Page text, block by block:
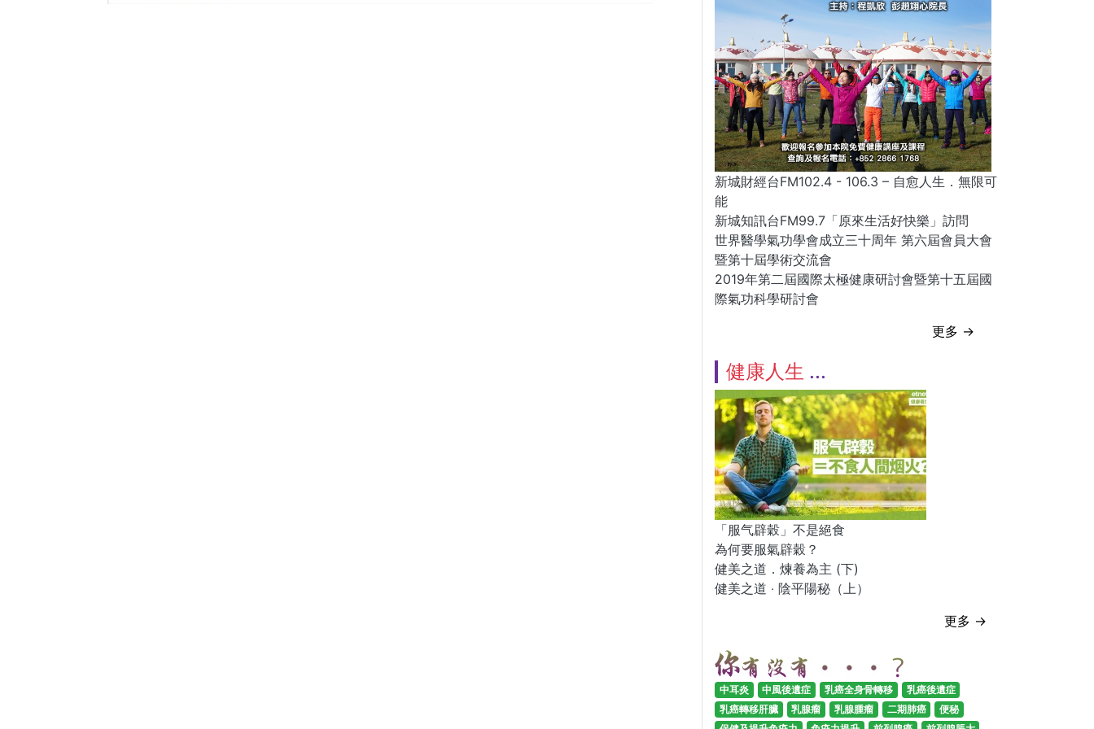
新城財經台FM102.4 - 106.3 – 自愈人生．無限可
能
新城知訊台FM99.7「原來生活好快樂」訪問
世界醫學氣功學會成立三十周年 第六屆會員大會
暨第十屆學術交流會
2019年第二屆國際太極健康研討會暨第十五屆國
際氣功科學研討會
更多 →
健康人生
「服气辟穀」不是絕食
為何要服氣辟穀？
健美之道．煉養為主 (下)
健美之道 ‧ 陰平陽秘（上）
更多 →
中耳炎 中風後遺症 乳癌全身骨轉移
乳癌後遺症
乳癌轉移肝臟
乳腺瘤 乳腺腫瘤 二期肺癌
便秘